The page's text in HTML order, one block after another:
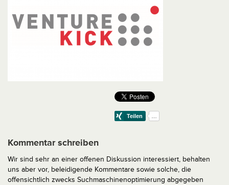
Kommentar schreiben
Wir sind sehr an einer offenen Diskussion interessiert, behalten
uns aber vor, beleidigende Kommentare sowie solche, die
offensichtlich zwecks Suchmaschinenoptimierung abgegeben